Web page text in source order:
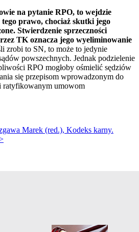
na pytanie RPO, to wejdzie
prawo, chociaż skutki jego
Stwierdzenie sprzeczności
TK oznacza jego wyeliminowanie
zrobi to SN, to może to jedynie
powszechnych. Jednak podzielenie
RPO mogłoby ośmielić sędziów
się przepisom wprowadzonym do
umowom
Marek (red.), Kodeks karny.